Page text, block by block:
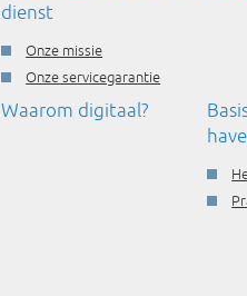
dienst
Onze missie
Onze servicegarantie
Waarom digitaal?